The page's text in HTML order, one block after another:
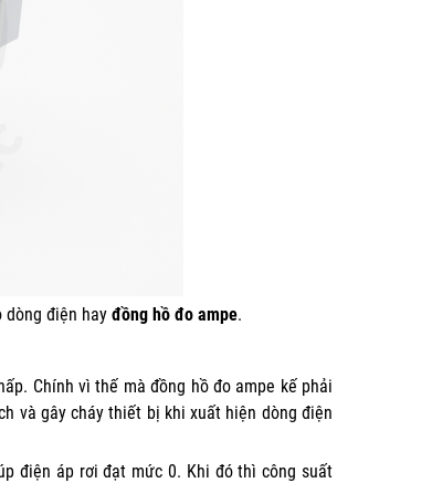
dòng điện hay đồng hồ đo ampe.
Chính vì thế mà đồng hồ đo ampe kế phải
và gây cháy thiết bị khi xuất hiện dòng điện
điện áp rơi đạt mức 0. Khi đó thì công suất